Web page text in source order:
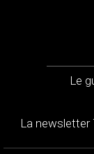
Le
La newsletter